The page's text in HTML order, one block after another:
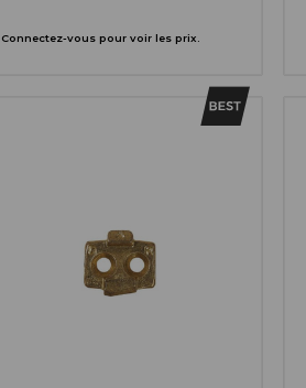
Connectez-vous pour voir les prix.